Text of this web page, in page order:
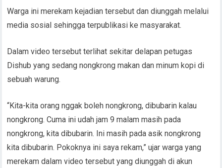
Warga ini merekam kejadian tersebut dan diunggah melalui
media sosial sehingga terpublikasi ke masyarakat.
Dalam video tersebut terlihat sekitar delapan petugas
Dishub yang sedang nongkrong makan dan minum kopi di
sebuah warung.
“Kita-kita orang nggak boleh nongkrong, dibubarin kalau
nongkrong. Cuma ini udah jam 9 malam masih pada
nongkrong, kita dibubarin. Ini masih pada asik nongkrong
kita dibubarin. Pokoknya ini saya rekam,” ujar warga yang
merekam dalam video tersebut yang diunggah di akun